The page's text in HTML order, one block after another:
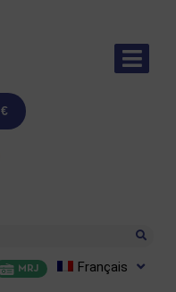
€
MRJ Français